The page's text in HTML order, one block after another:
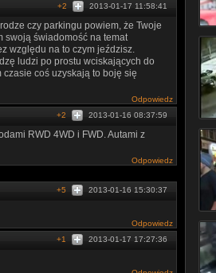
2013-01-17 11:58:41
+2
czy parkingu powiem, że Twoje
swoją świadomość na temat
względu na to czym jeździsz.
ludzi po prostu wciskających do
coś uzyskają to boję się
Odpowiedz
2013-01-16 08:37:59
+2
RWD 4WD i FWD. Autami z
Odpowiedz
2013-01-16 15:30:37
+5
Odpowiedz
2013-01-17 17:27:36
+1